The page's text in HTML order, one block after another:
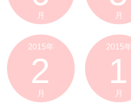
月 月
2015年
2
月
2015
1
月